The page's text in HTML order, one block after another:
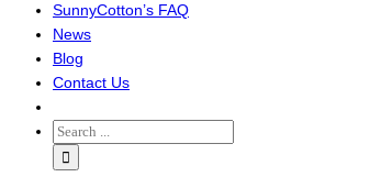
SunnyCotton’s FAQ
News
Blog
Contact Us